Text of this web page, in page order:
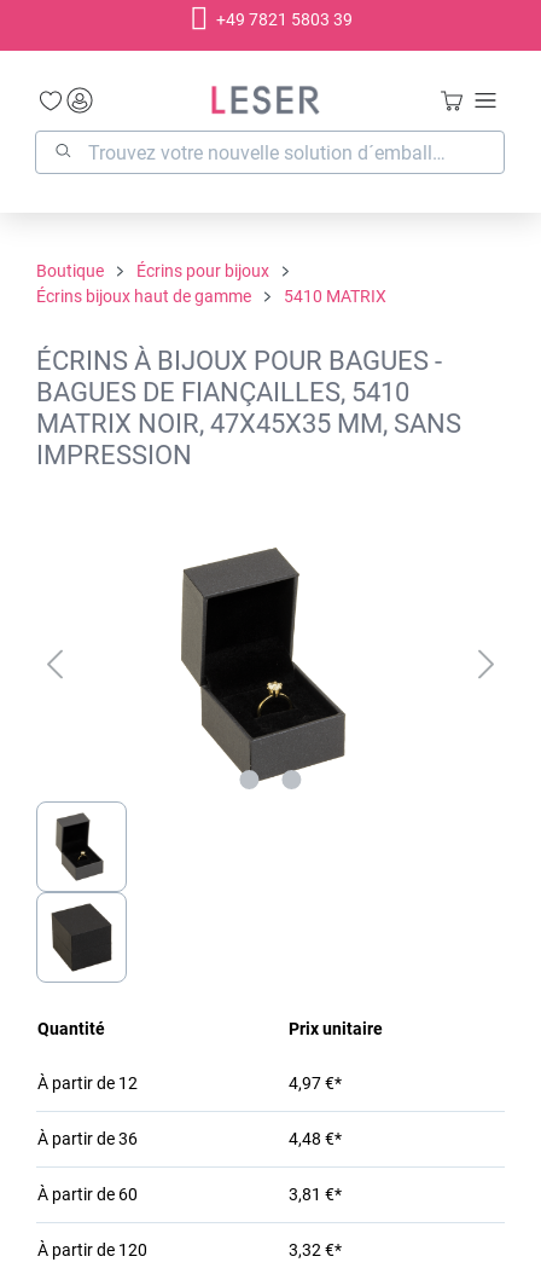
+49 7821 5803 39
Boutique
Écrins pour bijoux
Écrins bijoux haut de gamme
5410 MATRIX
ÉCRINS À BIJOUX POUR BAGUES -
BAGUES DE FIANÇAILLES, 5410
MATRIX NOIR, 47X45X35 MM, SANS
IMPRESSION
Quantité Prix unitaire
À partir de 12 4,97 €*
À partir de36 4,48 €*
À partir de 60 3,81 €*
À partir de 120 3,32 €*